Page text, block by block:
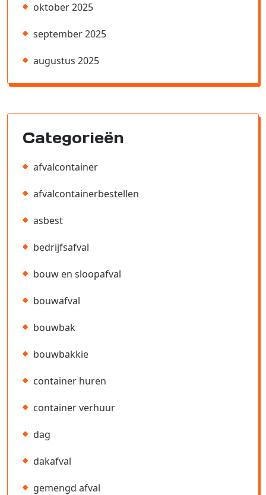
oktober 2025
september 2025
augustus 2025
Categorieën
afvalcontainer
afvalcontainerbestellen
asbest
bedrijfsafval
bouw en sloopafval
bouwafval
bouwbak
bouwbakkie
container huren
container verhuur
dag
dakafval
gemengd afval